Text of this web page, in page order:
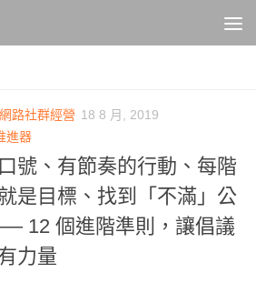
網路社群經營 18 8 月, 2019
進器
號、有節奏的行動、每階
是目標、找到「不滿」公
12 個進階準則，讓倡議
力量